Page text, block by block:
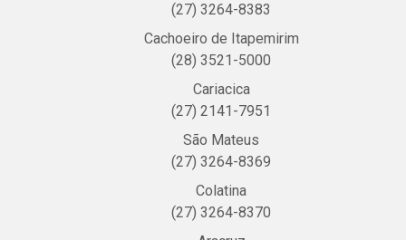
(27) 3264-8383
Cachoeiro de Itapemirim
(28) 3521-5000
Cariacica
(27) 2141-7951
São Mateus
(27) 3264-8369
Colatina
(27) 3264-8370